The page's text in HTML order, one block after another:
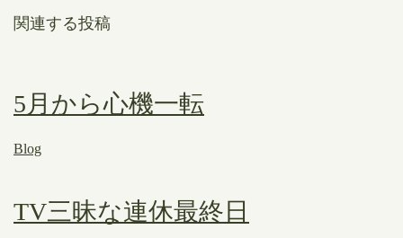
関連する投稿
5月から心機一転
Blog
TV三昧な連休最終日